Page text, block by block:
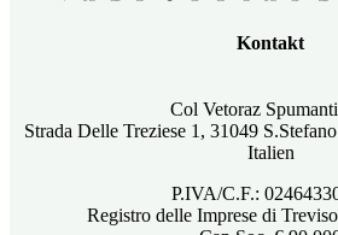
Kontakt
Col Vetoraz
Strada Delle Treziese 1, 31049
Italien
P.IVA/C.F.:
Registro delle Imprese di